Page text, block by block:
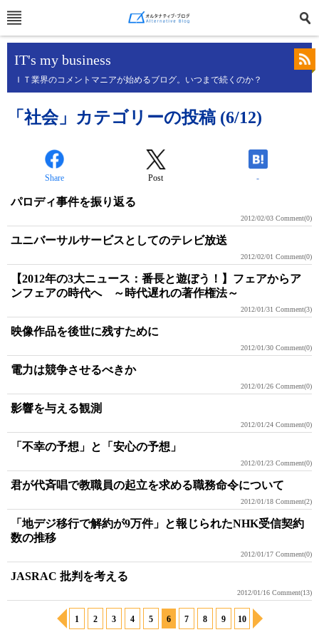
IT's my business
ＩＴ業界のコメントマニアが始めるブログ。いつまで続くのか？
「社会」カテゴリーの投稿 (6/12)
Share Post -
パロディ事件を振り返る
2012/02/03 Comment(0)
ユニバーサルサービスとしてのテレビ放送
2012/02/01 Comment(0)
【2012年の3大ニュース：番長と遊ぼう！】フェアからア
ンフェアの時代へ ～時代遅れの著作権法～
2012/01/31 Comment(3)
映像作品を後世に残すために
2012/01/30 Comment(0)
電力は競争させるべきか
2012/01/26 Comment(0)
影響を与える観測
2012/01/24 Comment(0)
「不幸の予想」と「安心の予想」
2012/01/23 Comment(0)
君が代斉唱で教職員の起立を求める職務命令について
2012/01/18 Comment(2)
「地デジ移行で解約が9万件」と報じられたNHK受信契約
数の推移
2012/01/17 Comment(0)
JASRAC 批判を考える
2012/01/16 Comment(13)
1 2 3 4 5 6 7 8 9 10